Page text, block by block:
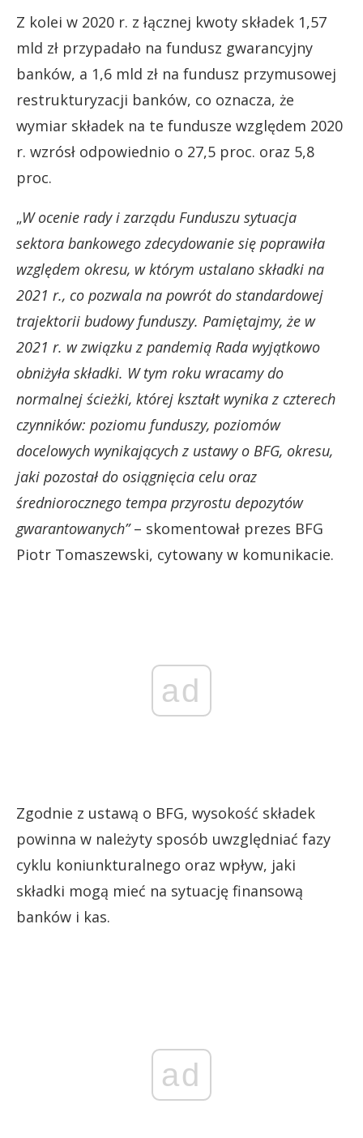
Z kolei w 2020 r. z łącznej kwoty składek 1,57
mld zł przypadało na fundusz gwarancyjny
banków, a 1,6 mld zł na fundusz przymusowej
restrukturyzacji banków, co oznacza, że
wymiar składek na te fundusze względem 2020
r. wzrósł odpowiednio o 27,5 proc. oraz 5,8
proc.
„W ocenie rady i zarządu Funduszu sytuacja
sektora bankowego zdecydowanie się poprawiła
względem okresu, w którym ustalano składki na
2021 r., co pozwala na powrót do standardowej
trajektorii budowy funduszy. Pamiętajmy, że w
2021 r. w związku z pandemią Rada wyjątkowo
obniżyła składki. W tym roku wracamy do
normalnej ścieżki, której kształt wynika z czterech
czynników: poziomu funduszy, poziomów
docelowych wynikających z ustawy o BFG, okresu,
jaki pozostał do osiągnięcia celu oraz
średniorocznego tempa przyrostu depozytów
gwarantowanych”– skomentował prezes BFG
Piotr Tomaszewski, cytowany w komunikacie.
ad
Zgodnie z ustawą o BFG, wysokość składek
powinna w należyty sposób uwzględniać fazy
cyklu koniunkturalnego oraz wpływ, jaki
składki mogą mieć na sytuację finansową
banków i kas.
ad